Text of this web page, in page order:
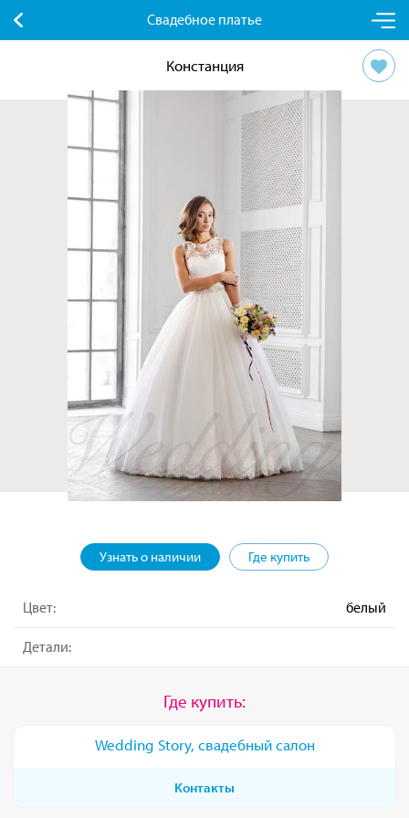
Свадебное платье
Констанция
Узнать о наличии Где купить
Цвет: белый
Детали:
Где купить:
Wedding Story, свадебный салон
Контакты